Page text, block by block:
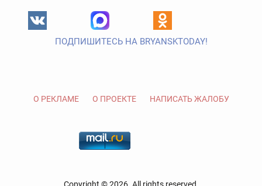
ПОДПИШИТЕСЬ НА BRYANSKTODAY!
О РЕКЛАМЕ О ПРОЕКТЕ НАПИСАТЬ ЖАЛОБУ